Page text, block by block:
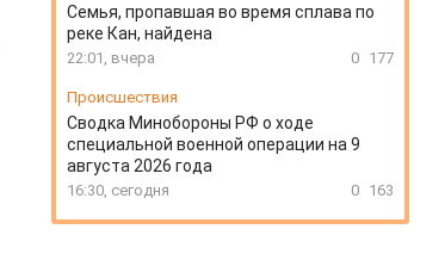
Семья, пропавшая во время сплава по
реке Кан, найдена
22:01, вчера 0 177
Происшествия
Сводка Минобороны РФ о ходе
специальной военной операции на 9
августа 2026 года
16:30, сегодня 0 163